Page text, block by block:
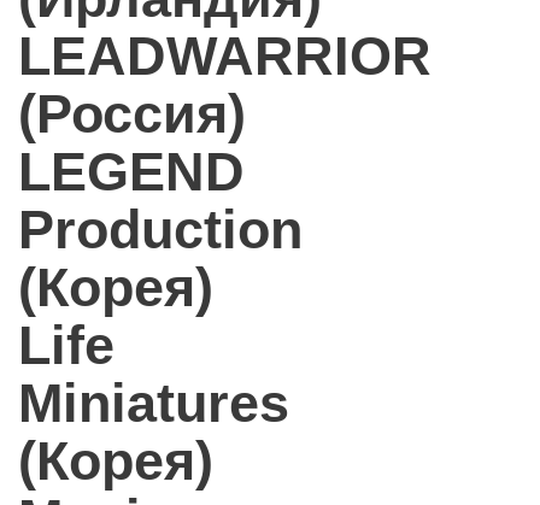
LEADWARRIOR
(Россия)
LEGEND
Production
(Корея)
Life
Miniatures
(Корея)